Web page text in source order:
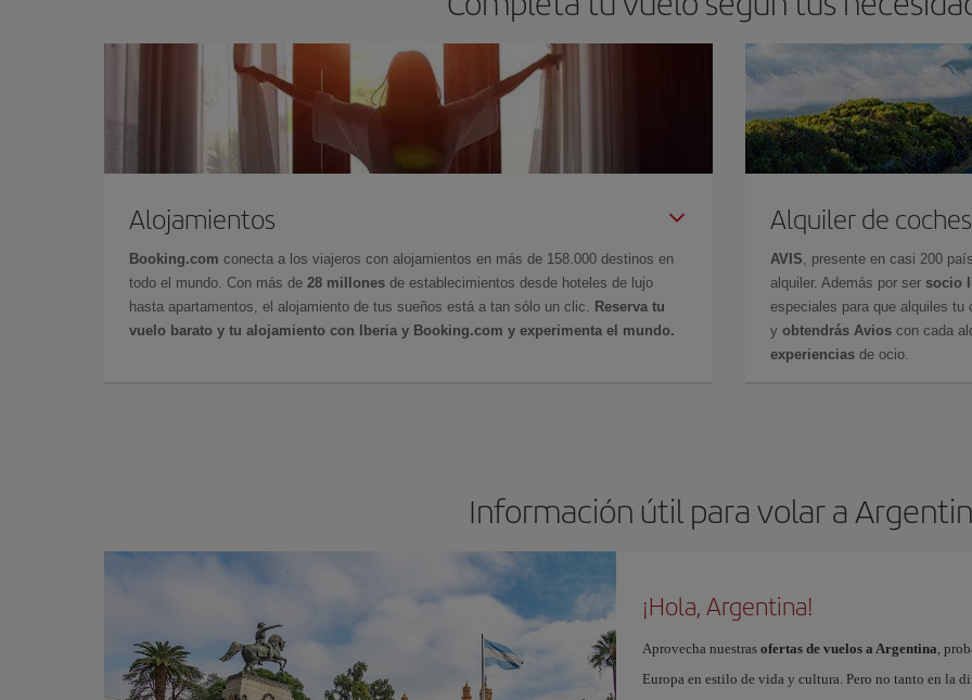
Alojamientos
Booking.com conecta a los viajeros con alojamientos en más de 158.000 destinos en
todo el mundo. Con más de 28 millones de establecimientos desde hoteles de lujo
hasta apartamentos, el alojamiento de tus sueños está a tan sólo un clic.
Reserva tu
vuelo barato y tu alojamiento con Iberia y Booking.com y experimenta el mundo.
Alquiler de coches
AVIS , presente en casi 200
alquiler. Además por ser socio
especiales para que alquiles tu
y obtendrás Avios con cada
experiencias de ocio.
Información útil para volar a
¡Hola, Argentina!
Aprovecha nuestras ofertas de vuelos a Argentina ,
Europa en estilo de vida y cultura. Pero no tanto en la